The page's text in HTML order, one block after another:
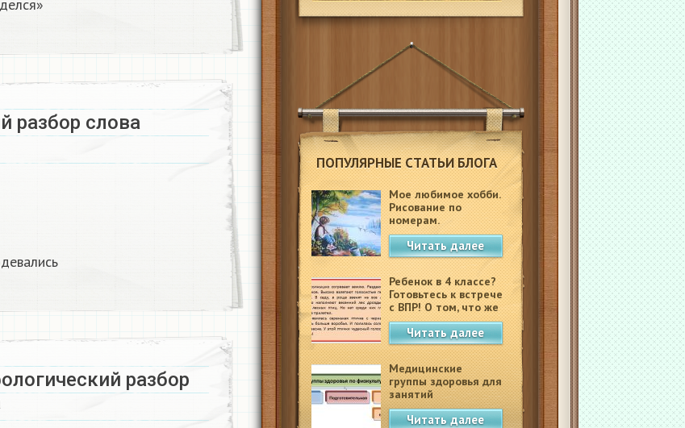
ПОПУЛЯРНЫЕ СТАТЬИ БЛОГА
Мое любимое хобби.
Рисование по
номерам.
Читать далее
Ребенок в 4 классе?
Готовьтесь к встрече
с ВПР! О том, что же
это такое.
Читать далее
Медицинские
группы здоровья для
занятий
физкультурой в
школеЧитать далее
разбор слова
разбор